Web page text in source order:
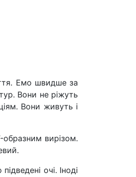
Емо швидше за
Вони не ріжуть
Вони живуть і
вирізом.
очі. Іноді